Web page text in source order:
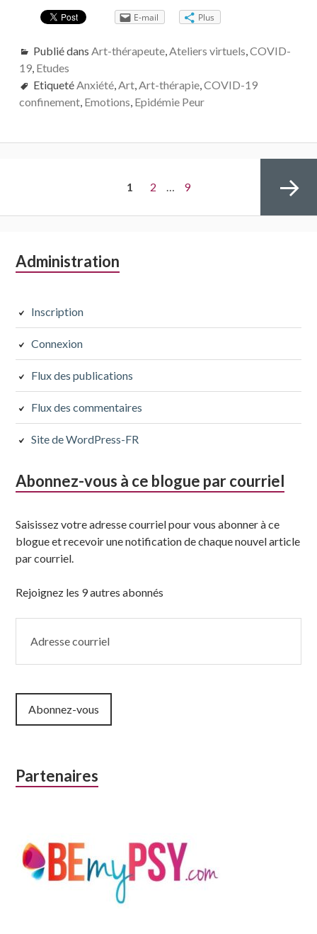
E-mail Plus
Publié dans Art-thérapeute,Ateliers virtuels,COVID-
19, Etudes
EtiquetéAnxiété,Art,Art-thérapie,COVID-19
confinement, Emotions, Epidémie Peur
articles
PAGE
1 Page
2 … Page
9
Colonne
subsidiaire
Administration
Inscription
Connexion
Flux des publications
Flux des commentaires
Site de WordPress-FR
Abonnez-vous à ce blogue par courriel
Saisissez votre adresse courriel pour vous abonner à ce
blogue et recevoir une notification de chaque nouvel article
par courriel.
Rejoignez les 9 autres abonnés
courriel
Abonnez-vous
Partenaires